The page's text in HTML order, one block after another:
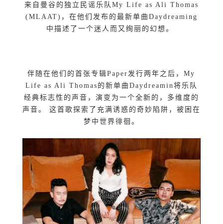
来自曼谷的独立民谣乐队My Life as Ali Thomas
(MLAAT)，在他们发布的最新单曲Daydreaming
中描述了一个迷人而又绚丽的幻想。
伴随在他们的首张专辑Paper发行两年之后，My
Life as Ali Thomas的新单曲Daydreamin将乐队
经典标志性的声音，演变为一个全新的，多维度的
声音。 这首歌探索了充满诱惑的奇妙陷阱，被困在
梦中世界徘徊。